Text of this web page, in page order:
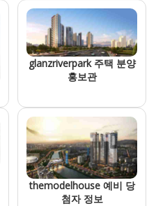
glanzriverpark 주택 분양
홍보관
themodelhouse 예비 당
첨자 정보